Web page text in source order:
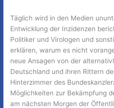
Täglich wird in den Medien
Entwicklung der Inzidenzen
Politiker und Virologen und
erklären, warum es nicht
neue Ansagen von der
Deutschland und ihren Rittern
Hinterzimmer des
Möglichkeiten zur Bekämpfung
am nächsten Morgen der